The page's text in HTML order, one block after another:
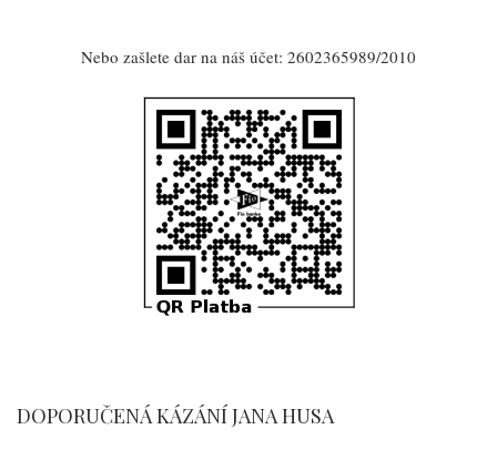
Nebo zašlete dar na náš účet: 2602365989/2010
DOPORUČENÁ KÁZÁNÍ JANA HUSA